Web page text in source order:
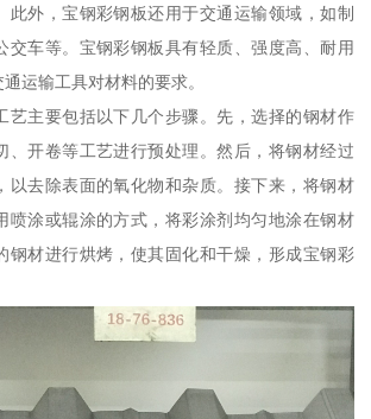
此外，宝钢彩钢板还用于交通运输领域，如制
交车等。宝钢彩钢板具有轻质、强度高、耐用
运输工具对材料的要求。
艺主要包括以下几个步骤。先，选择的钢材作
、开卷等工艺进行预处理。然后，将钢材经过
以去除表面的氧化物和杂质。接下来，将钢材
喷涂或辊涂的方式，将彩涂剂均匀地涂在钢材
钢材进行烘烤，使其固化和干燥，形成宝钢彩